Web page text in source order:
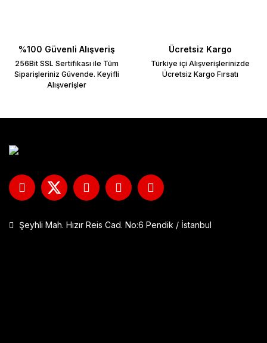
%100 Güvenli Alışveriş
256Bit SSL Sertifikası ile Tüm
Siparişleriniz Güvende. Keyifli
Alışverişler
Ücretsiz Kargo
Türkiye içi Alışverişlerinizde
Ücretsiz Kargo Fırsatı
Şeyhli Mah. Hızır Reis Cad. No:6 Pendik / İstanbul